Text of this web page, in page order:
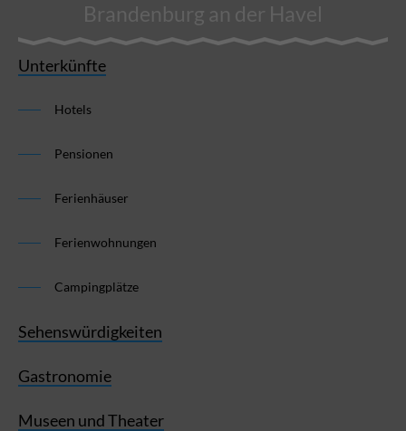
Brandenburg an der Havel
Unterkünfte
Hotels
Pensionen
Ferienhäuser
Ferienwohnungen
Campingplätze
Sehenswürdigkeiten
Gastronomie
Museen und Theater